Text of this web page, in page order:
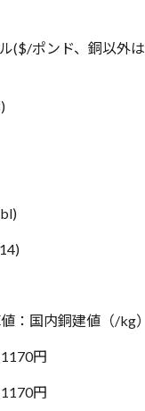
($/ポンド、銅以外は
：国内銅建値（/kg）
1170円
1170円